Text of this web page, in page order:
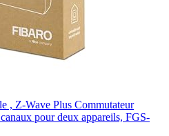
, Z-Wave Plus Commutateur
pour deux appareils, FGS-